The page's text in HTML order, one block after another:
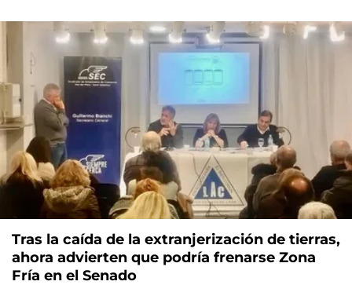
Tras la caída de la extranjerización de tierras,
ahora advierten que podría frenarse Zona
Fría en el Senado